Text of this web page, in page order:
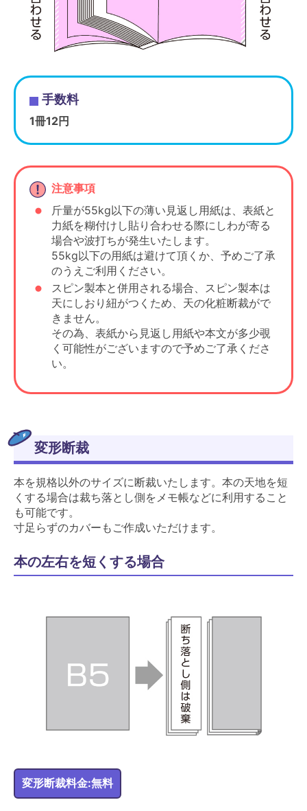
手数料
1冊12円
注意事項
斤量が55kg以下の薄い見返し用紙は、表紙と
力紙を糊付けし貼り合わせる際にしわが寄る
場合や波打ちが発生いたします。
55kg以下の用紙は避けて頂くか、予めご了承
のうえご利用ください。
スピン製本と併用される場合、スピン製本は
天にしおり紐がつくため、天の化粧断裁がで
きません。
その為、表紙から見返し用紙や本文が多少覗
く可能性がございますので予めご了承くださ
い。
変形断裁
本を規格以外のサイズに断裁いたします。本の天地を短
くする場合は裁ち落とし側をメモ帳などに利用すること
も可能です。
寸足らずのカバーもご作成いただけます。
本の左右を短くする場合
変形断裁料金:無料